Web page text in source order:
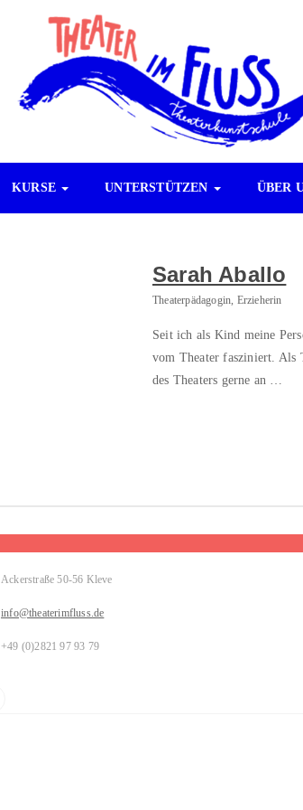
KURSE UNTERSTÜTZEN ÜBER
Sarah Aballo
Theaterpädagogin, Erzieherin
Seit ich als Kind meine
vom Theater fasziniert. Als
des Theaters gerne an …
Ackerstraße 50-56 Kleve
info@theaterimfluss.de
+49 (0)2821 97 93 79